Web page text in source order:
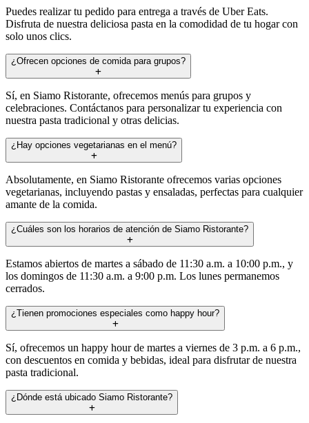
Puedes realizar tu pedido para entrega a través de Uber Eats.
Disfruta de nuestra deliciosa pasta en la comodidad de tu hogar con
solo unos clics.
¿Ofrecen opciones de comida para grupos?
Sí, en Siamo Ristorante, ofrecemos menús para grupos y
celebraciones. Contáctanos para personalizar tu experiencia con
nuestra pasta tradicional y otras delicias.
¿Hay opciones vegetarianas en el menú?
Absolutamente, en Siamo Ristorante ofrecemos varias opciones
vegetarianas, incluyendo pastas y ensaladas, perfectas para cualquier
amante de la comida.
¿Cuáles son los horarios de atención de Siamo Ristorante?
Estamos abiertos de martes a sábado de 11:30 a.m. a 10:00 p.m., y
los domingos de 11:30 a.m. a 9:00 p.m. Los lunes permanemos
cerrados.
¿Tienen promociones especiales como happy hour?
Sí, ofrecemos un happy hour de martes a viernes de 3 p.m. a 6 p.m.,
con descuentos en comida y bebidas, ideal para disfrutar de nuestra
pasta tradicional.
¿Dónde está ubicado Siamo Ristorante?